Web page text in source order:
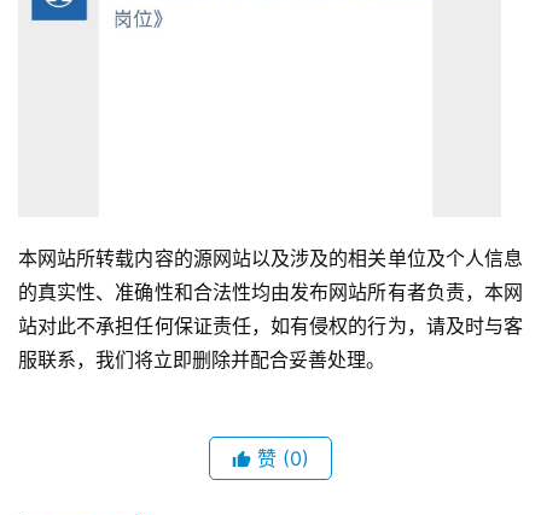
本网站所转载内容的源网站以及涉及的相关单位及个人信息
的真实性、准确性和合法性均由发布网站所有者负责，本网
站对此不承担任何保证责任，如有侵权的行为，请及时与客
服联系，我们将立即删除并配合妥善处理。
赞 (0)